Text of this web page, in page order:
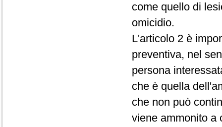
come quello di
omicidio.
L'articolo 2 è
preventiva, nel
persona
che è quella
che non può
viene ammonito a